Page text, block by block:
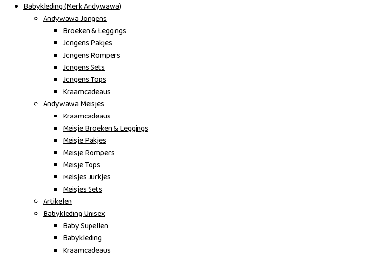
Babykleding (Merk Andywawa)
Andywawa Jongens
Broeken & Leggings
Jongens Pakjes
Jongens Rompers
Jongens Sets
Jongens Tops
Kraamcadeaus
Andywawa Meisjes
Kraamcadeaus
Meisje Broeken & Leggings
Meisje Pakjes
Meisje Rompers
Meisje Tops
Meisjes Jurkjes
Meisjes Sets
Artikelen
Babykleding Unisex
Baby Supellen
Babykleding
Kraamcadeaus